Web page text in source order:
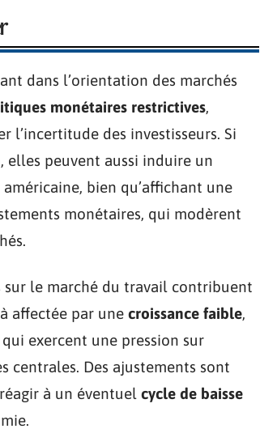
dans l’orientation des marchés
monétaires restrictives,
l’incertitude des investisseurs. Si
, elles peuvent aussi induire un
bien qu’affichant une
monétaires, qui modèrent
sur le marché du travail contribuent
affectée par une croissance faible,
exercent une pression sur
centrales. Des ajustements sont
à un éventuel cycle de baisse